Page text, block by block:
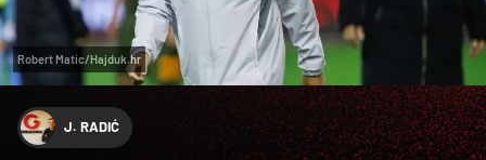
Robert Matic/Hajduk.hr
J. RADIĆ